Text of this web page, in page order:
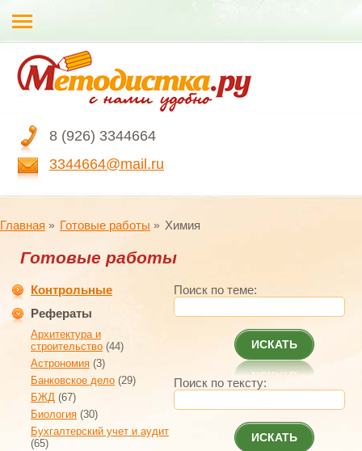
8 (926) 3344664
3344664@mail.ru
Главная Готовые работы Химия
Готовые работы
Контрольные
Рефераты
Архитектура и
строительство (44)
Астрономия (3)
Банковское дело (29)
БЖД (67)
Биология (30)
Бухгалтерский учет и аудит
(65)
Поиск по теме:
ИСКАТЬ
Поиск по тексту:
ИСКАТЬ